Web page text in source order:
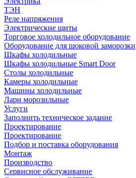
ТЭН
Реле напряжения
Электрические щиты
Торговое холодильное оборудование
Оборудование для шоковой заморозки
Шкафы холодильные
Шкафы холодильные Smart Door
Столы холодильные
Камеры холодильные
Машины холодильные
Лари морозильные
Услуги
Заполнить техническое задание
Проектирование
Проектирование
Подбор и поставка оборудования
Монтаж
Производство
Сервисное обслуживание